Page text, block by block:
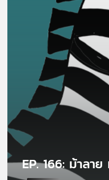
เกี่ยว
กับ
เรา
เครือ
EP. 166: ม้าลา